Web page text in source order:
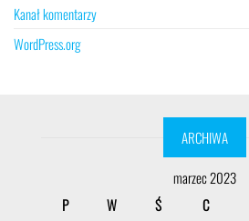
Kanał komentarzy
WordPress.org
ARCHIWA
marzec 2023
P
W Ś C